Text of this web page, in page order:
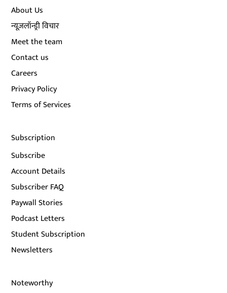
About Us
न्यूज़लॉन्ड्री विचार
Meet the team
Contact us
Careers
Privacy Policy
Terms of Services
Subscription
Subscribe
Account Details
Subscriber FAQ
Paywall Stories
Podcast Letters
Student Subscription
Newsletters
Noteworthy